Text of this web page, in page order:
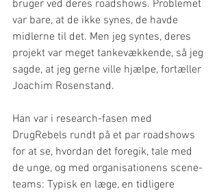
bruger ved deres roadshows. Problemet
var bare, at de ikke synes, de havde
midlerne til det. Men jeg syntes, deres
projekt var meget tankevækkende, så jeg
sagde, at jeg gerne ville hjælpe, fortæller
Joachim Rosenstand.
Han var i research-fasen med
DrugRebels rundt på et par roadshows
for at se, hvordan det foregik, tale med
de unge, og med organisationens scene-
teams: Typisk en læge, en tidligere